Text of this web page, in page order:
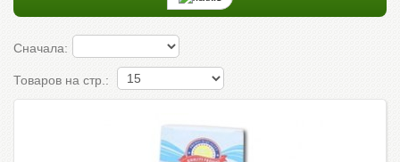
Сначала:
Товаров на стр.: